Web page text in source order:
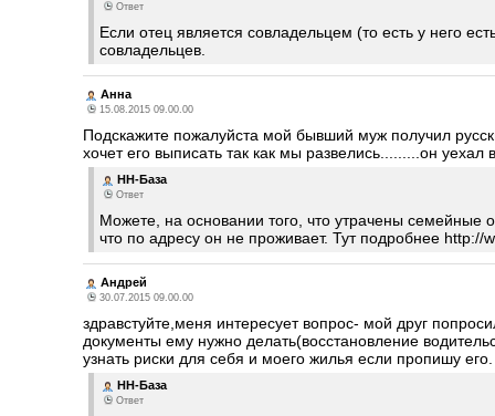
Ответ
Если отец является совладельцем (то есть у него
совладельцев.
Анна
15.08.2015 09.00.00
Подскажите пожалуйста мой бывший муж получил
хочет его выписать так как мы развелись.........он
НН-База
Ответ
Можете, на основании того, что утрачены семейные
что по адресу он не проживает. Тут подробнее
Андрей
30.07.2015 09.00.00
здравстуйте,меня интересует вопрос- мой друг
документы ему нужно делать(восстановление
узнать риски для себя и моего жилья если пропишу его.
НН-База
Ответ